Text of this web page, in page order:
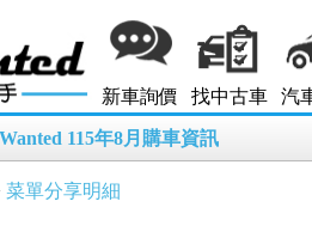
新車詢價 找中古車 汽
115年8月購車資訊
菜單分享明細